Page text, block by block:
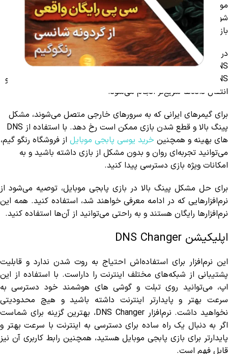
موبایل را نقد و بررسی کنیم تا تجربه بازی شما روان‌تر و بدون تأخیر
شود. همراه ما باشید تا با روش‌هایی که سرعت اتصال به سرورهای
بازی را بهبود می‌بخشند، آشنا شوید.
در دنیای امروز، اینترنت بخش جدایی‌ناپذیر بازی‌های آنلاین است و
DNS ها نقش مهمی در سرعت و پایداری اتصال دارند. هرچه سرور
DNS سریع‌تر و پایدارتر باشد، بازی شما با لگ کمتر اجرا خواهد شد و
انتقال داده‌ها سریع‌تر انجام می‌شود.
برای گیمرهای ایرانی که به سرورهای خارجی متصل می‌شوند، مشکل
پینگ بالا و قطع شدن بازی ممکن است رخ دهد. با استفاده از DNS
های بهینه و همچنین خرید یوسی پابجی موبایل از فروشگاه رنگو گیم،
می‌توانید تجربه‌ای روان و بدون مشکل از بازی داشته باشید و به
امکانات ویژه بازی دسترسی پیدا کنید.
برای حل مشکل پینگ بالا در بازی پابجی موبایل، توصیه می‌شود از
نرم‌افزارهایی که در ادامه معرفی خواهند شد، استفاده کنید. همه این
نرم‌افزارها رایگان هستند و به راحتی می‌توانید از آن‌ها استفاده کنید.
اپلیکیشن DNS Changer
این نرم‌افزار برای استفاده‌اش احتیاج به روت شدن ندارد و قابلیت
پشتیبانی از شبکه‌های مختلف اینترنت را داراست. با استفاده از این
اپ، می‌توانید روی تبلت و گوشی های هوشمند خود دسترسی به
سرعت بهتر و پایدارتر اینترنت داشته باشید و هیچ محدودیتی
نخواهید داشت. نرم‌افزار DNS Changer، بهترین گزینه برای شماست
اگر به دنبال یک راه ساده برای دسترسی به اینترنت با سرعت بهتر و
پایدارتر برای بازی پابجی موبایلهستید، همچنین رابط کاربری آن نیز
قابل فهم است.